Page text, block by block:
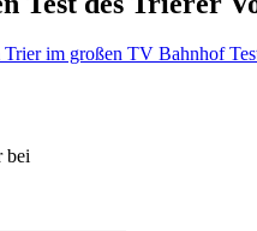
Trier im großen TV Bahnhof
bei